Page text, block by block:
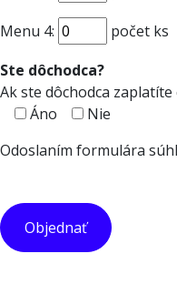
Menu 4:
počet ks
Ste dôchodca?
Ak ste dôchodca zaplatíte
Áno
Nie
Odoslaním formulára